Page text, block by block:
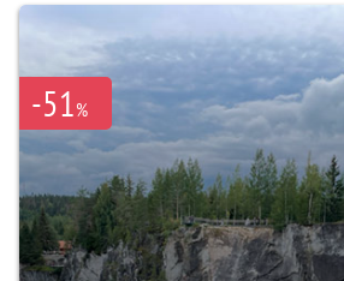
-51%